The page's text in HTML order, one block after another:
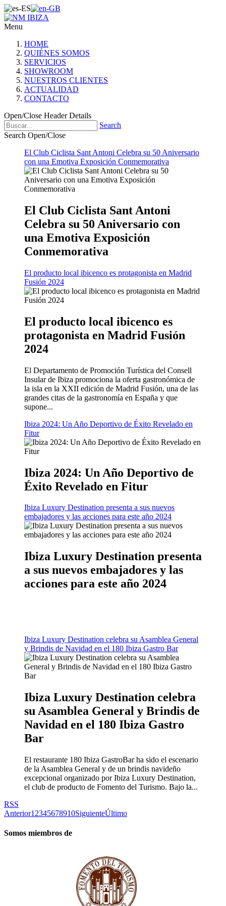
Menu
HOME
QUIÉNES SOMOS
SERVICIOS
SHOWROOM
NUESTROS CLIENTES
ACTUALIDAD
CONTACTO
Open/Close Header Details
Search
Search Open/Close
El Club Ciclista Sant Antoni Celebra su 50 Aniversario
con una Emotiva Exposición Conmemorativa
El Club Ciclista Sant Antoni
Celebra su 50 Aniversario con
una Emotiva Exposición
Conmemorativa
El producto local ibicenco es protagonista en Madrid
Fusión 2024
El producto local ibicenco es
protagonista en Madrid Fusión
2024
El Departamento de Promoción Turística del Consell
Insular de Ibiza promociona la oferta gastronómica de
la isla en la XXII edición de Madrid Fusión, una de las
grandes citas de la gastronomía en España y que
supone...
Ibiza 2024: Un Año Deportivo de Éxito Revelado en
Fitur
Ibiza 2024: Un Año Deportivo de
Éxito Revelado en Fitur
Ibiza Luxury Destination presenta a sus nuevos
embajadores y las acciones para este año 2024
Ibiza Luxury Destination presenta
a sus nuevos embajadores y las
acciones para este año 2024
Ibiza Luxury Destination celebra su Asamblea General
y Brindis de Navidad en el 180 Ibiza Gastro Bar
Ibiza Luxury Destination celebra
su Asamblea General y Brindis de
Navidad en el 180 Ibiza Gastro
Bar
El restaurante 180 Ibiza GastroBar ha sido el escenario
de la Asamblea General y de un brindis navideño
excepcional organizado por Ibiza Luxury Destination,
el club de producto de Fomento del Turismo. Bajo la...
RSS
Anterior1 2345678910SiguienteÚltimo
Somos miembros de